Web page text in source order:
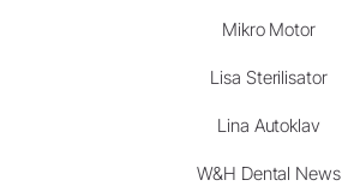
Mikro Motor
Lisa Sterilisator
Lina Autoklav
W&H Dental News